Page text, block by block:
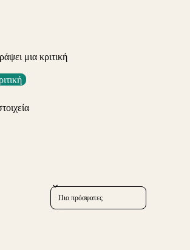
μια κριτική
Sort reviews by